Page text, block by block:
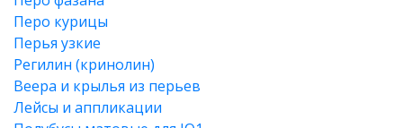
Перо курицы
Перья узкие
Регилин (кринолин)
Веера и крылья из перьев
Лейсы и аппликации